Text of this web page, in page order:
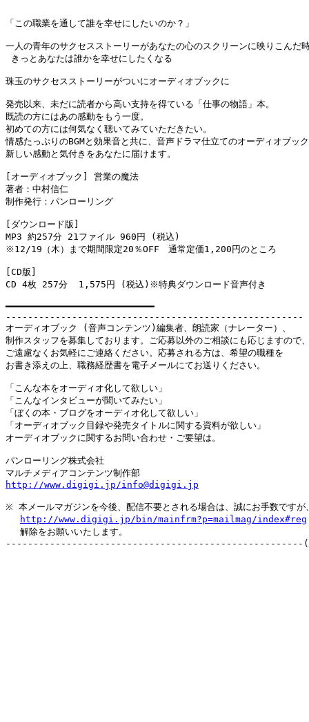
「この職業を通して誰を幸せにしたいのか？」
一人の青年のサクセスストーリーがあなたの心のスクリーンに映りこんだ
きっとあなたは誰かを幸せにしたくなる
珠玉のサクセスストーリーがついにオーディオブックに
発売以来、未だに読者から高い支持を得ている「仕事の物語」本。
既読の方にはあの感動をもう一度。
初めての方には何気なく聴いてみていただきたい。
情感たっぷりのBGMと効果音と共に、音声ドラマ仕立てのオーディオブッ
新しい感動と気付きをあなたに届けます。
[オーディオブック] 営業の魔法
著者：中村信仁
制作発行：パンローリング
[ダウンロード版]
MP3 約257分 21ファイル 960円 (税込)
※12/19（木）まで期間限定20％OFF　通常定価1,200円のところ
[CD版]
CD 4枚 257分  1,575円 (税込)※特典ダウンロード音声付き
━━━━━━━━━━━━━━━━━━━━━━━━━━━
------------------------------------------------------
オーディオブック (音声コンテンツ)編集者、朗読家（ナレーター）、
制作スタッフを募集しております。ご応募以外のご相談にも応じますので
ご遠慮なくお気軽にご連絡ください。応募される方は、希望の職種を
お書き添えの上、職務経歴書を電子メールにてお送りください。
「こんな本をオーディオ化して欲しい」
「こんなインタビューが聞いてみたい」
「ぼくの本・ブログをオーディオ化して欲しい」
「オーディオブック目録や発売タイトルに関する資料が欲しい」
オーディオブックに関するお問い合わせ・ご要望は。
パンローリング株式会社
http://www.digigi.jp/info@digigi.jp
※ 本メールマガジンを今後、配信不要とされる場合は、誠にお手数ですが
http://www.digigi.jp/bin/mainfrm?p=mailmag/index#reg
解除をお願いいたします。